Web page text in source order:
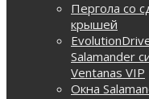
Пергола со
крышей
Salamander
Ventanas VIP
Окна